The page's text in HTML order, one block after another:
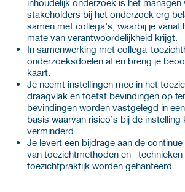
inhoudelijk onderzoek is het managen
stakeholders bij het onderzoek erg
samen met collega’s, waarbij je
mate van verantwoordelijkheid krijgt.
In samenwerking met collega-
onderzoeksdoelen af en breng je
kaart.
Je neemt instellingen mee in het
draagvlak en toetst bevindingen op
bevindingen worden vastgelegd in
basis waarvan risico’s bij de instelling
verminderd.
Je levert een bijdrage aan de
van toezichtmethoden en
toezichtpraktijk worden gehanteerd.